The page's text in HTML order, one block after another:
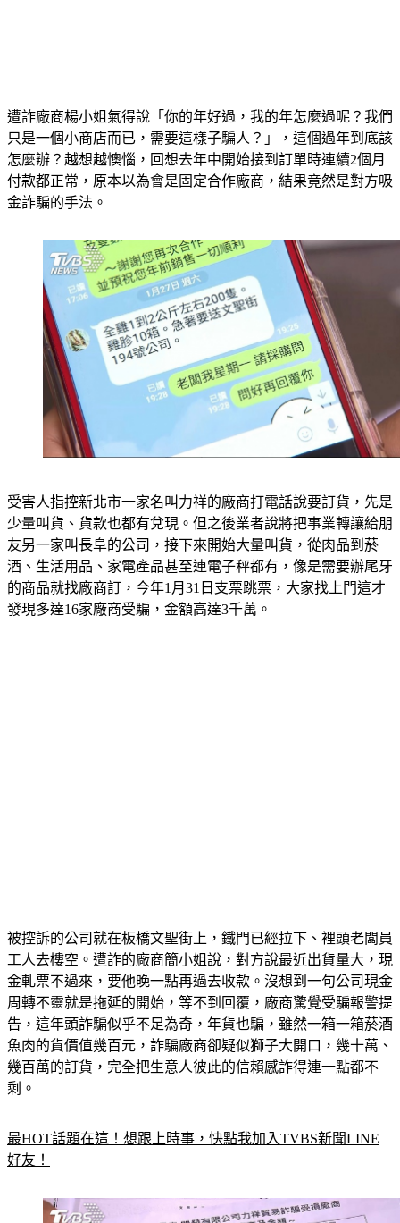
遭詐廠商楊小姐氣得說「你的年好過，我的年怎麼過呢？我們
只是一個小商店而已，需要這樣子騙人？」，這個過年到底該
怎麼辦？越想越懊惱，回想去年中開始接到訂單時連續2個月
付款都正常，原本以為會是固定合作廠商，結果竟然是對方吸
金詐騙的手法。
受害人指控新北市一家名叫力祥的廠商打電話說要訂貨，先是
少量叫貨、貨款也都有兌現。但之後業者說將把事業轉讓給朋
友另一家叫長阜的公司，接下來開始大量叫貨，從肉品到菸
酒、生活用品、家電產品甚至連電子秤都有，像是需要辦尾牙
的商品就找廠商訂，今年1月31日支票跳票，大家找上門這才
發現多達16家廠商受騙，金額高達3千萬。
被控訴的公司就在板橋文聖街上，鐵門已經拉下、裡頭老闆員
工人去樓空。遭詐的廠商簡小姐說，對方說最近出貨量大，現
金軋票不過來，要他晚一點再過去收款。沒想到一句公司現金
周轉不靈就是拖延的開始，等不到回覆，廠商驚覺受騙報警提
告，這年頭詐騙似乎不足為奇，年貨也騙，雖然一箱一箱菸酒
魚肉的貨價值幾百元，詐騙廠商卻疑似獅子大開口，幾十萬、
幾百萬的訂貨，完全把生意人彼此的信賴感詐得連一點都不
剩。
最HOT話題在這！想跟上時事，快點我加入TVBS新聞LINE
好友！